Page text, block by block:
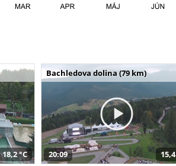
18,2 °C
Bachledova dolina (79 km)
20:09